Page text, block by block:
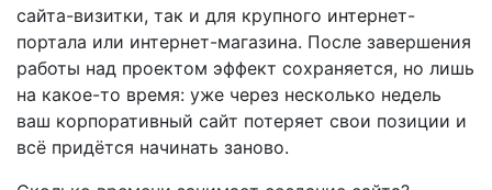
сайта-визитки, так и для крупного интернет-
портала или интернет-магазина. После завершения
работы над проектом эффект сохраняется, но лишь
на какое-то время: уже через несколько недель
ваш корпоративный сайт потеряет свои позиции и
всё придётся начинать заново.